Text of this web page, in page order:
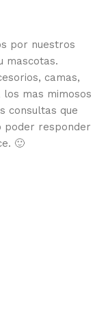
por nuestros
mascotas.
camas,
mas mimosos
consultas que
poder responder
🙂